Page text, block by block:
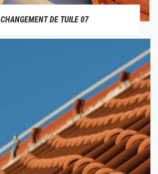
CHANGEMENT DE TUILE 07